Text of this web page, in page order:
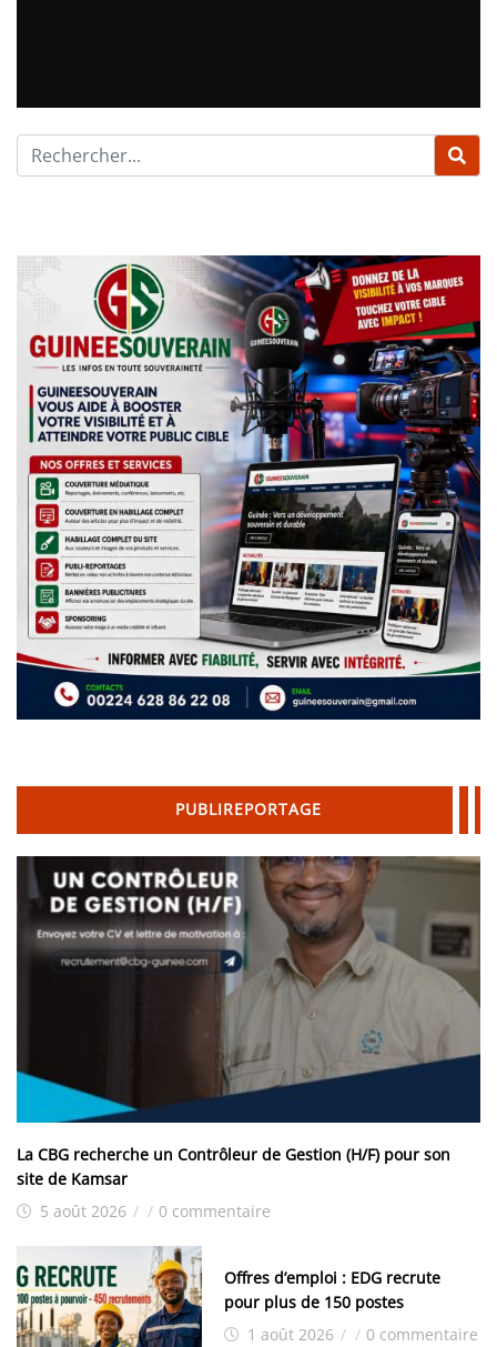
PUBLIREPORTAGE
La CBG recherche un Contrôleur de Gestion (H/F) pour son
site de Kamsar
5 août 2026 / / 0 commentaire
Offres d’emploi : EDG recrute
pour plus de 150 postes
1 août 2026 / / 0 commentaire